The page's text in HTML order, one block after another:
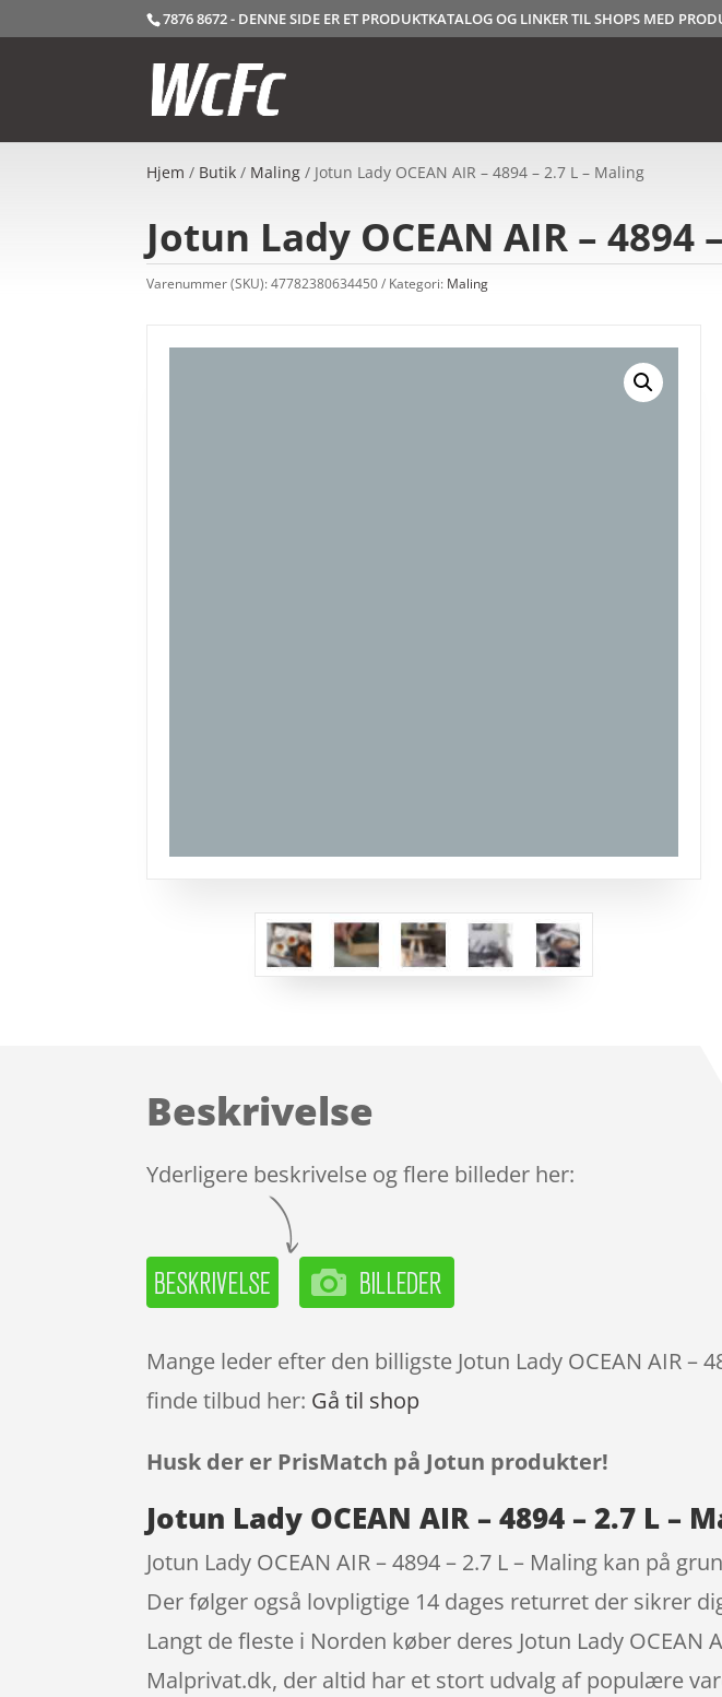
7876 8672 - DENNE SIDE ER ET PRODUKTKATALOG OG LINKER TIL SHOPS MED
Hjem / Butik / Maling / Jotun Lady OCEAN AIR – 4894 – 2.7 L – Maling
Jotun Lady OCEAN AIR – 4894
Varenummer (SKU):47782380634450 Kategori: Maling
Beskrivelse
Yderligere beskrivelse og flere billeder her:
Mange leder efter den billigste Jotun Lady OCEAN AIR
finde tilbud her: Gå til shop
Husk der er PrisMatch på Jotun produkter!
Jotun Lady OCEAN AIR – 4894 – 2.7 L –
Jotun Lady OCEAN AIR – 4894 – 2.7 L – Maling kan på
Der følger også lovpligtige 14 dages returret der sikrer
Langt de fleste i Norden køber deres Jotun Lady OCEAN
Malprivat.dk, der altid har et stort udvalg af populære